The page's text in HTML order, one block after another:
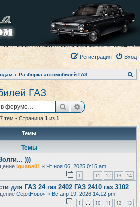
Вход
Регистрация
Разборка автомобилей ГАЗ
о
ГАЗ
ПоискРасширенный
тем • Страница 1из 1
Темы
Темы
)))
iguana01 « Чт ноя 06, 2025 0:15 am
1 … 11 12 13 14
для ГАЗ 24 газ 2402 ГАЗ 2410 газ 3102
СержНовоч « Вс апр 19, 2026 14:12 pm
1 … 10 11 12 13